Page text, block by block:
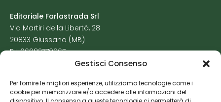
Gestisci Consenso
Per fornire le migliori esperienze, utilizziamo tecnologie come i
cookie per memorizzare e/o accedere alle informazioni del
Editoriale Farlastrada Srl
Via Martiri della Libertà, 28
20833 Giussano (MB)
P.I. 06982770965
Cookie Policy
Risorse Aggiuntive